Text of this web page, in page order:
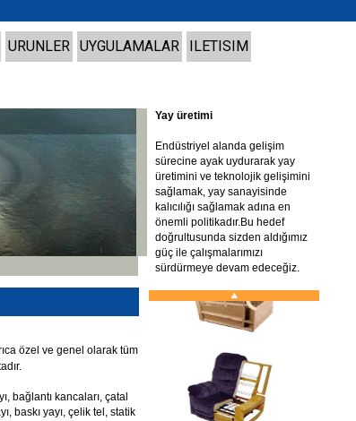
URUNLER UYGULAMALAR ILETISIM
Yay üretimi
Endüstriyel alanda gelişim
sürecine ayak uydurarak yay
üretimini ve teknolojik gelişimini
sağlamak, yay sanayisinde
kalıcılığı sağlamak adına en
önemli politikadır.Bu hedef
doğrultusunda sizden aldığımız
güç ile çalışmalarımızı
sürdürmeye devam edeceğiz.
özel ve genel olarak tüm
bağlantı kancaları, çatal
baskı yayı, çelik tel, statik